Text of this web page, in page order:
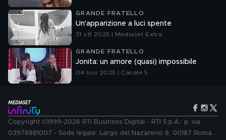
GRANDE FRATELLO
Un'apparizione a luci spente
31 ott 2025 | Mediaset Extra
GRANDE FRATELLO
Jonita: un amore (quasi) impossibile
04 nov 2025 | Canale 5
Copyright ©1999-2026 RTI Business Digital - RTI S.p.A.: p. iva
03976881007 - Sede legale: Largo del Nazareno 8, 00187 Roma.